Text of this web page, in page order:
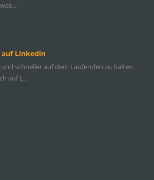
Linkedin
schneller auf dem Laufenden zu halten
auf L...